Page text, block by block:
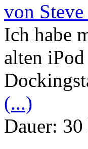
von Steve
Ich habe
alten
(...)
Dauer: